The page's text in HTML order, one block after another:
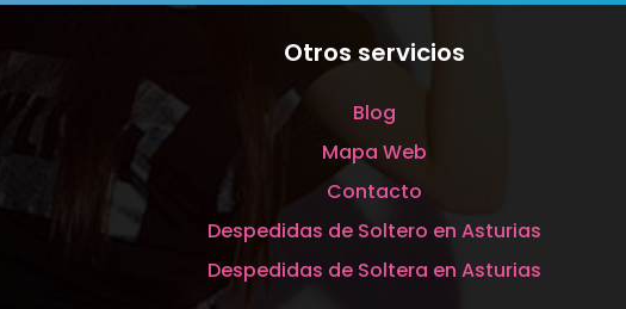
Otros servicios
Blog
Mapa Web
Contacto
Despedidas de Soltero en Asturias
Despedidas de Soltera en Asturias